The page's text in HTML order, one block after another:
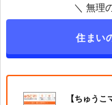
＼ 無理
住まい
【ちゅう